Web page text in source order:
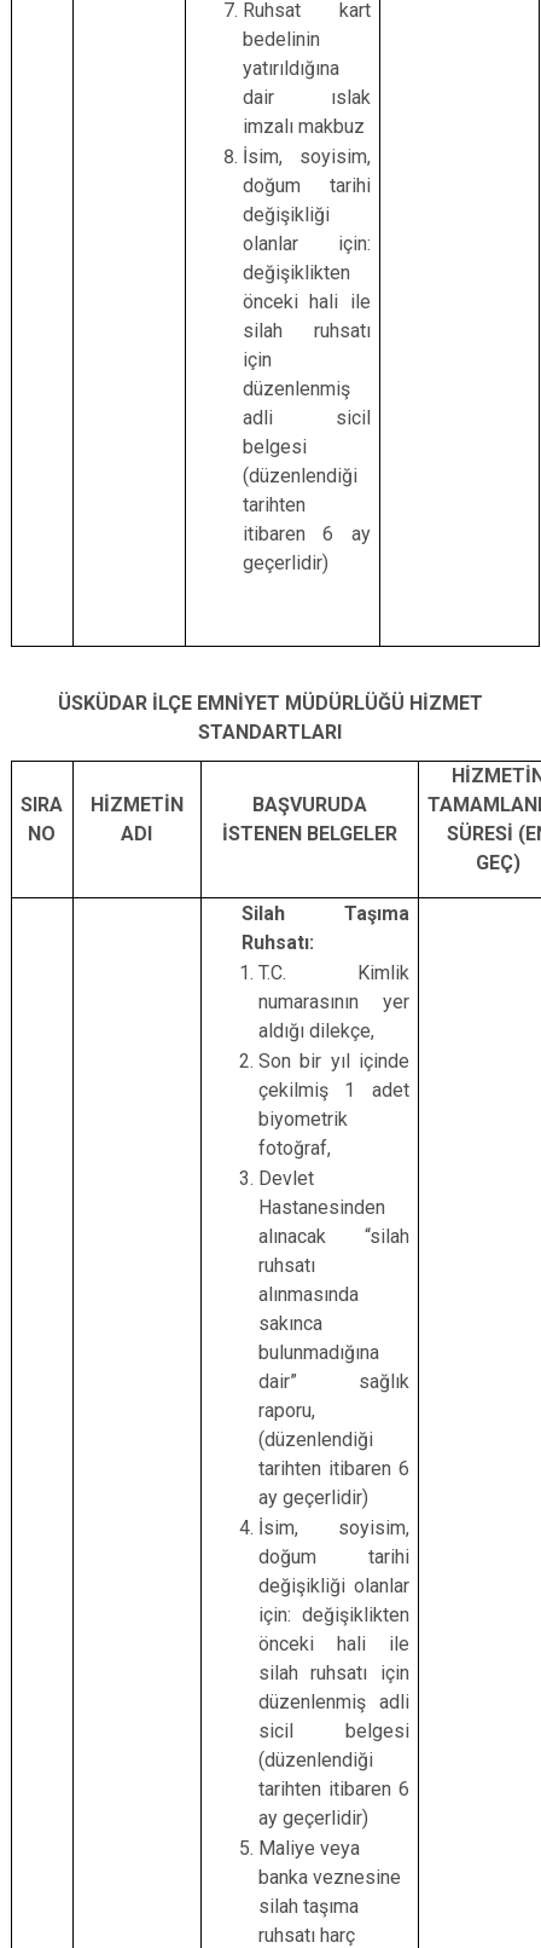
Ruhsat kart
bedelinin
yatırıldığına
dair ıslak
imzalı makbuz
İsim, soyisim,
doğum tarihi
değişikliği
olanlar için:
değişiklikten
önceki hali ile
silah ruhsatı
için
düzenlenmiş
adli sicil
belgesi
(düzenlendiği
tarihten
itibaren 6 ay
geçerlidir)
ÜSKÜDAR İLÇE EMNİYET MÜDÜRLÜĞÜ HİZMET
STANDARTLARI
SIRA
NO
HİZMETİN
ADI
BAŞVURUDA
İSTENEN BELGELER
SÜRESİ
GEÇ)
Silah Taşıma
Ruhsatı:
T.C. Kimlik
numarasının yer
aldığı dilekçe,
Son bir yıl içinde
çekilmiş 1 adet
biyometrik
fotoğraf,
Devlet
Hastanesinden
alınacak “silah
ruhsatı
alınmasında
sakınca
bulunmadığına
dair” sağlık
raporu,
(düzenlendiği
tarihten itibaren 6
ay geçerlidir)
İsim, soyisim,
doğum tarihi
değişikliği olanlar
için: değişiklikten
önceki hali ile
silah ruhsatı için
düzenlenmiş adli
sicil belgesi
(düzenlendiği
tarihten itibaren 6
ay geçerlidir)
Maliye veya
banka veznesine
silah taşıma
ruhsatı harç